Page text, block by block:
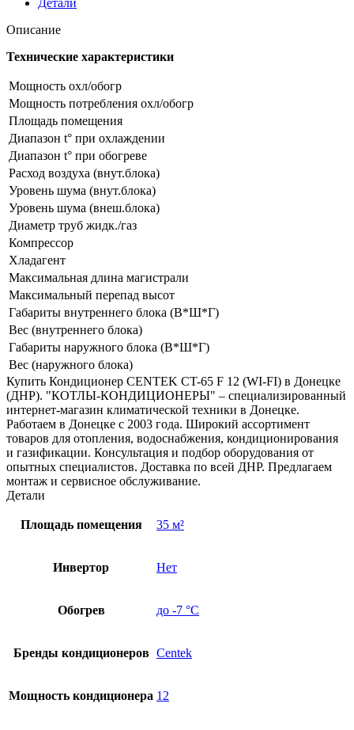
(WI-
Описание
Технические характеристики
Мощность охл/обогр
Мощность потребления охл/обогр
Площадь помещения
Диапазон t° при охлаждении
Диапазон t° при обогреве
Расход воздуха (внут.блока)
Уровень шума (внут.блока)
Уровень шума (внеш.блока)
Диаметр труб жидк./газ
Компрессор
Хладагент
Максимальная длина магистрали
Максимальный перепад высот
Габариты внутреннего блока (В*Ш*Г)
Вес (внутреннего блока)
Габариты наружного блока (В*Ш*Г)
Вес (наружного блока)
Купить Кондиционер CENTEK CT-65 F 12 (WI-FI) в Донецке
(ДНР). "КОТЛЫ-КОНДИЦИОНЕРЫ" – специализированный
интернет-магазин климатической техники в Донецке.
Работаем в Донецке с 2003 года. Широкий ассортимент
товаров для отопления, водоснабжения, кондиционирования
и газификации. Консультация и подбор оборудования от
опытных специалистов. Доставка по всей ДНР. Предлагаем
монтаж и сервисное обслуживание.
Детали
Площадь помещения 35 м²
Инвертор Нет
Обогрев до -7 °C
Бренды кондиционеров Centek
Мощность кондиционера 12